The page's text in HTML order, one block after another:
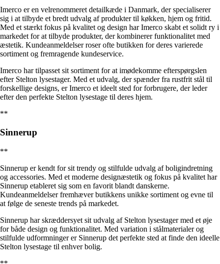
Imerco er en velrenommeret detailkæde i Danmark, der specialiserer
sig i at tilbyde et bredt udvalg af produkter til køkken, hjem og fritid.
Med et stærkt fokus på kvalitet og design har Imerco skabt et solidt ry i
markedet for at tilbyde produkter, der kombinerer funktionalitet med
æstetik. Kundeanmeldelser roser ofte butikken for deres varierede
sortiment og fremragende kundeservice.
Imerco har tilpasset sit sortiment for at imødekomme efterspørgslen
efter Stelton lysestager. Med et udvalg, der spænder fra rustfrit stål til
forskellige designs, er Imerco et ideelt sted for forbrugere, der leder
efter den perfekte Stelton lysestage til deres hjem.
**
Sinnerup
**
Sinnerup er kendt for sit trendy og stilfulde udvalg af boligindretning
og accessories. Med et moderne designæstetik og fokus på kvalitet har
Sinnerup etableret sig som en favorit blandt danskerne.
Kundeanmeldelser fremhæver butikkens unikke sortiment og evne til
at følge de seneste trends på markedet.
Sinnerup har skræddersyet sit udvalg af Stelton lysestager med et øje
for både design og funktionalitet. Med variation i stålmaterialer og
stilfulde udformninger er Sinnerup det perfekte sted at finde den ideelle
Stelton lysestage til enhver bolig.